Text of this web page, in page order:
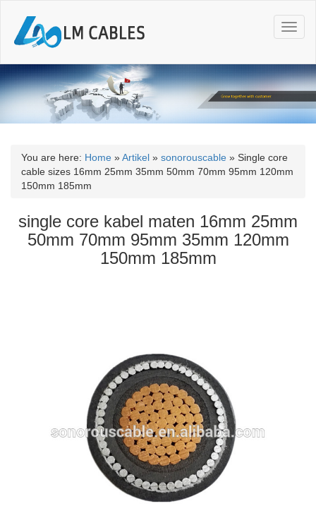
T
o
g
l
n
a
g
o
You are here: Home »Artikel » sonorouscable » Single core
cable sizes 16mm 25mm 35mm 50mm 70mm 95mm 120mm
150mm 185mm
single core kabel maten 16mm 25mm
50mm 70mm 95mm 35mm 120mm
150mm 185mm